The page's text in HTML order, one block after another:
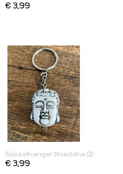
€ 3,99
Sleutelhanger Boeddha (2)
€ 3,99